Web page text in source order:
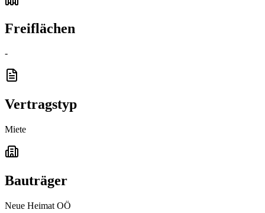
Freiflächen
-
Vertragstyp
Miete
Bauträger
Neue Heimat OÖ